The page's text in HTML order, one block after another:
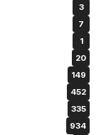
3
7
1
20
149
452
335
934